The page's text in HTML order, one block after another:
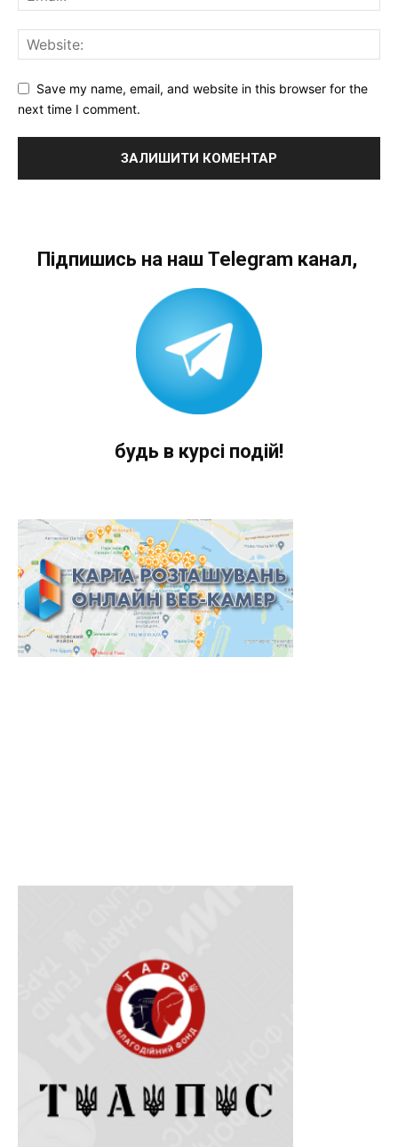
Save my name, email, and website in this browser for the
next time I comment.
Підпишись на наш Telegram канал,
будь в курсі подій!